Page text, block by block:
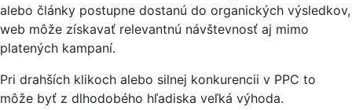
alebo články postupne dostanú do organických výsledkov,
web môže získavať relevantnú návštevnosť aj mimo
platených kampaní.
Pri drahších klikoch alebo silnej konkurencii v PPC to
môže byť z dlhodobého hľadiska veľká výhoda.